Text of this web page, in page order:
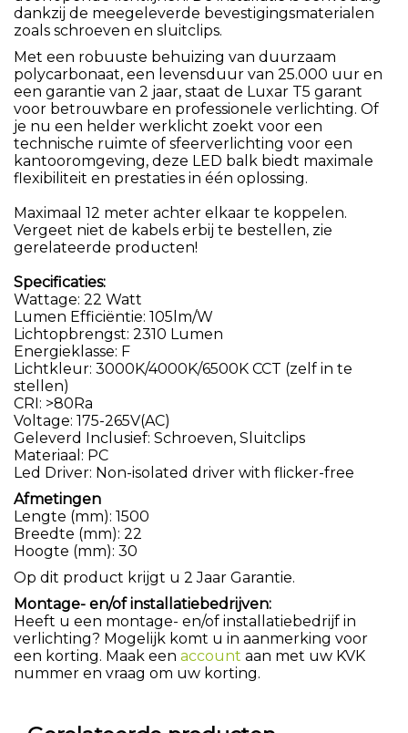
dankzij de meegeleverde bevestigingsmaterialen
zoals schroeven en sluitclips.
Met een robuuste behuizing van duurzaam
polycarbonaat, een levensduur van 25.000 uur en
een garantie van 2 jaar, staat de Luxar T5 garant
voor betrouwbare en professionele verlichting. Of
je nu een helder werklicht zoekt voor een
technische ruimte of sfeerverlichting voor een
kantooromgeving, deze LED balk biedt maximale
flexibiliteit en prestaties in één oplossing.
Maximaal 12 meter achter elkaar te koppelen.
Vergeet niet de kabels erbij te bestellen, zie
gerelateerde producten!
Specificaties:
Wattage: 22 Watt
Lumen Efficiëntie: 105lm/W
Lichtopbrengst: 2310 Lumen
Energieklasse: F
Lichtkleur: 3000K/4000K/6500K CCT (zelf in te
stellen)
CRI: >80Ra
Voltage: 175-265V(AC)
Geleverd Inclusief: Schroeven, Sluitclips
Materiaal: PC
Led Driver: Non-isolated driver with flicker-free
Afmetingen
Lengte (mm): 1500
Breedte (mm): 22
Hoogte (mm): 30
Op dit product krijgt u 2 Jaar Garantie.
Montage- en/of installatiebedrijven:
Heeft u een montage- en/of installatiebedrijf in
verlichting? Mogelijk komt u in aanmerking voor
een korting. Maak een account aan met uw KVK
nummer en vraag om uw korting.